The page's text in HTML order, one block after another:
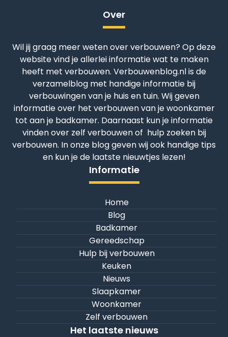
Over
Wil jij graag meer weten over verbouwen? Op deze
website vind je allerlei informatie wat te maken
heeft met verbouwen. Verbouwenblog.nl is de
verzamelblog met handige informatie bij
verbouwingen van je huis en tuin. Wij geven
informatie over het verbouwen van je woonkamer
tot aan je badkamer. Daarnaast kun je informatie
vinden over zelf verbouwen of hulp zoeken bij
verbouwen. In onze blog geven wij ook handige tips
en kun je de laatste nieuwtjes lezen!
Informatie
Home
Blog
Badkamer
Gereedschap
Hulp bij verbouwen
Keuken
Nieuws
Slaapkamer
Woonkamer
Zelf verbouwen
Het laatste nieuws